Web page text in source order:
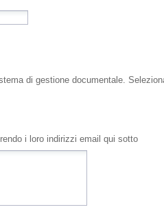
di gestione documentale.
i loro indirizzi email qui sotto